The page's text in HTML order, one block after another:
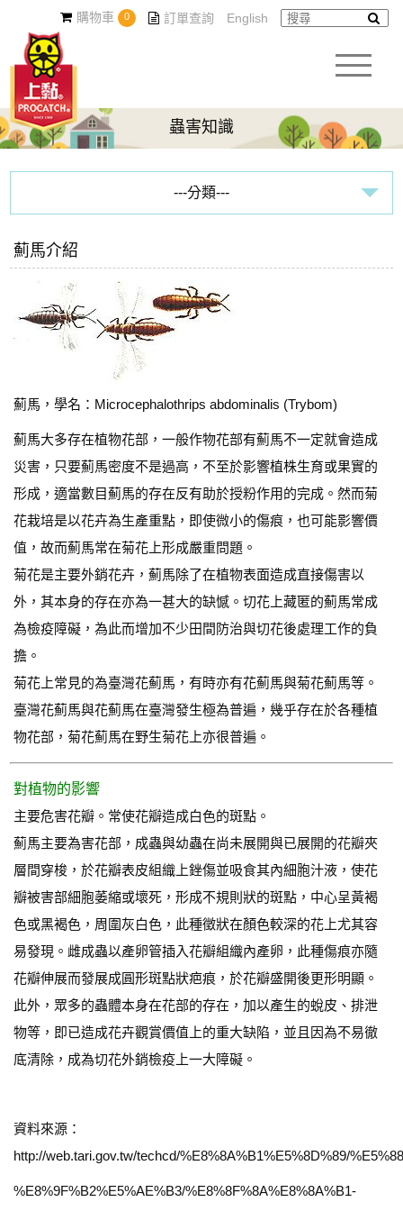
購物車 0 訂單查詢 English
蟲害知識
---分類---
薊馬介紹
薊馬，學名：Microcephalothrips abdominalis (Trybom)
薊馬大多存在植物花部，一般作物花部有薊馬不一定就會造成
災害，只要薊馬密度不是過高，不至於影響植株生育或果實的
形成，適當數目薊馬的存在反有助於授粉作用的完成。然而菊
花栽培是以花卉為生產重點，即使微小的傷痕，也可能影響價
值，故而薊馬常在菊花上形成嚴重問題。
菊花是主要外銷花卉，薊馬除了在植物表面造成直接傷害以
外，其本身的存在亦為一甚大的缺憾。切花上藏匿的薊馬常成
為檢疫障礙，為此而增加不少田間防治與切花後處理工作的負
擔。
菊花上常見的為臺灣花薊馬，有時亦有花薊馬與菊花薊馬等。
臺灣花薊馬與花薊馬在臺灣發生極為普遍，幾乎存在於各種植
物花部，菊花薊馬在野生菊花上亦很普遍。
對植物的影響
主要危害花瓣。常使花瓣造成白色的斑點。
薊馬主要為害花部，成蟲與幼蟲在尚未展開與已展開的花瓣夾
層間穿梭，於花瓣表皮組織上銼傷並吸食其內細胞汁液，使花
瓣被害部細胞萎縮或壞死，形成不規則狀的斑點，中心呈黃褐
色或黑褐色，周圍灰白色，此種徵狀在顏色較深的花上尤其容
易發現。雌成蟲以產卵管插入花瓣組織內產卵，此種傷痕亦隨
花瓣伸展而發展成圓形斑點狀疤痕，於花瓣盛開後更形明顯。
此外，眾多的蟲體本身在花部的存在，加以產生的蛻皮、排泄
物等，即已造成花卉觀賞價值上的重大缺陷，並且因為不易徹
底清除，成為切花外銷檢疫上一大障礙。
資料來源：
http://web.tari.gov.tw/techcd/%E8%8A%B1%E5%8D%89/
%E8%9F%B2%E5%AE%B3/%E8%8F%8A%E8%8A%B1-